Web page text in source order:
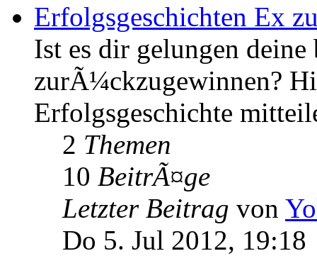
Erfolgsgeschichten Ex
Ist es dir gelungen
zurÃ¼ckzugewinnen?
Erfolgsgeschichte
2 Themen
10 BeitrÃ¤ge
Letzter Beitrag von
Do 5. Jul 2012, 19:18